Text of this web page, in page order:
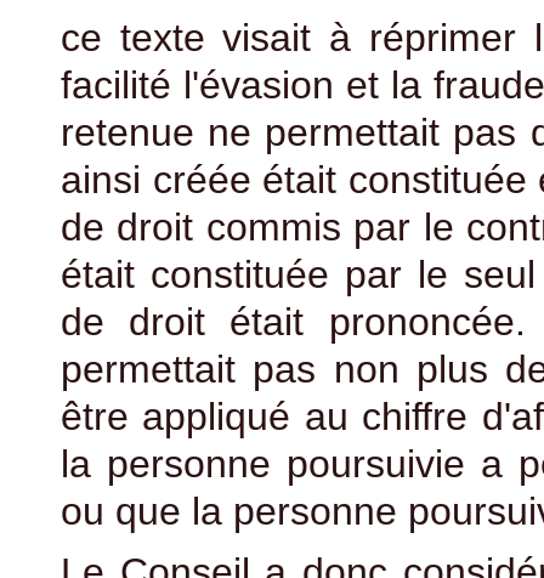
ce texte visait à réprimer
facilité l'évasion et la
retenue ne permettait pas
ainsi créée était
de droit commis par le
était constituée par le
de droit était
permettait pas non plus
être appliqué au chiffre
la personne poursuivie a
ou que la personne